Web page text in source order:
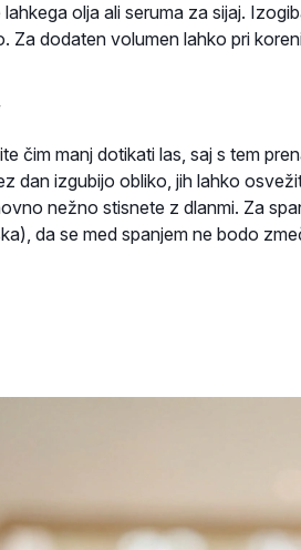
olja ali seruma za sijaj.
Za dodaten volumen lahko pri
čim manj dotikati las, saj s tem
dan izgubijo obliko, jih lahko
nežno stisnete z dlanmi. Za
da se med spanjem ne bodo